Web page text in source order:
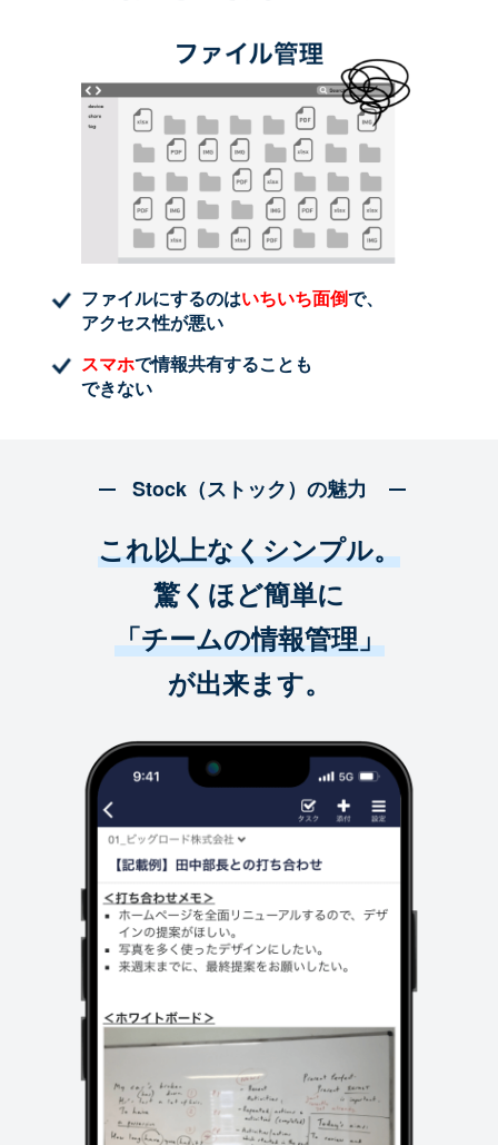
ファイルにするのはいちいち面倒で、
アクセス性が悪い
スマホで情報共有することも
できない
Stock（ストック）の魅力
これ以上なくシンプル。
驚くほど簡単に
「チームの情報管理」
が出来ます。